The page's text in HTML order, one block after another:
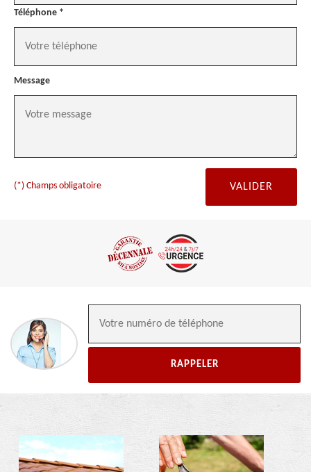
Téléphone *
Message
(*) Champs obligatoire